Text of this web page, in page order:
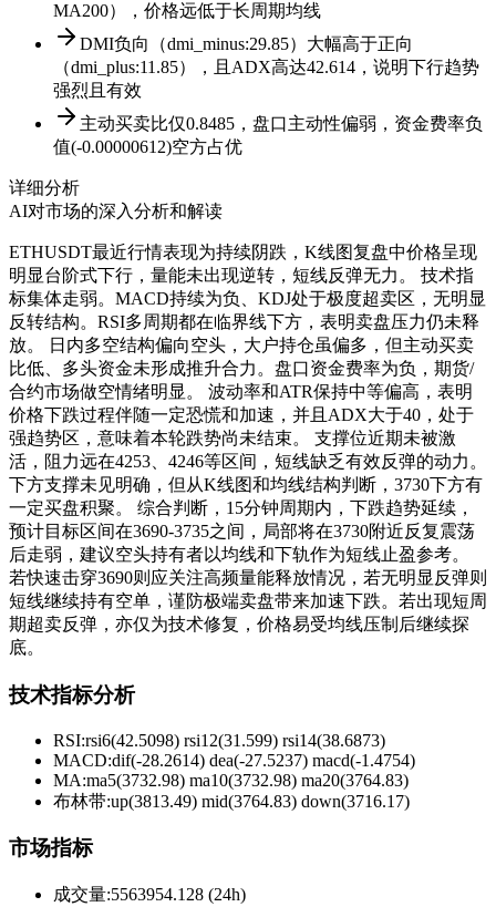
MA200），价格远低于长周期均线
DMI负向（dmi_minus:29.85）大幅高于正向
（dmi_plus:11.85），且ADX高达42.614，说明下行趋势
强烈且有效
主动买卖比仅0.8485，盘口主动性偏弱，资金费率负
值(-0.00000612)空方占优
详细分析
AI对市场的深入分析和解读
ETHUSDT最近行情表现为持续阴跌，K线图复盘中价格呈现
明显台阶式下行，量能未出现逆转，短线反弹无力。 技术指
标集体走弱。MACD持续为负、KDJ处于极度超卖区，无明显
反转结构。RSI多周期都在临界线下方，表明卖盘压力仍未释
放。 日内多空结构偏向空头，大户持仓虽偏多，但主动买卖
比低、多头资金未形成推升合力。盘口资金费率为负，期货/
合约市场做空情绪明显。 波动率和ATR保持中等偏高，表明
价格下跌过程伴随一定恐慌和加速，并且ADX大于40，处于
强趋势区，意味着本轮跌势尚未结束。 支撑位近期未被激
活，阻力远在4253、4246等区间，短线缺乏有效反弹的动力。
下方支撑未见明确，但从K线图和均线结构判断，3730下方有
一定买盘积聚。 综合判断，15分钟周期内，下跌趋势延续，
预计目标区间在3690-3735之间，局部将在3730附近反复震荡
后走弱，建议空头持有者以均线和下轨作为短线止盈参考。
若快速击穿3690则应关注高频量能释放情况，若无明显反弹则
短线继续持有空单，谨防极端卖盘带来加速下跌。若出现短周
期超卖反弹，亦仅为技术修复，价格易受均线压制后继续探
底。
技术指标分析
RSI:rsi6(42.5098) rsi12(31.599) rsi14(38.6873)
MACD:dif(-28.2614) dea(-27.5237) macd(-1.4754)
MA:ma5(3732.98) ma10(3732.98) ma20(3764.83)
布林带:up(3813.49) mid(3764.83) down(3716.17)
市场指标
成交量:5563954.128 (24h)